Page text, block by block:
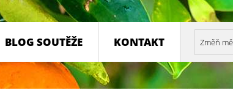
BLOG SOUTĚŽE KONTAKT